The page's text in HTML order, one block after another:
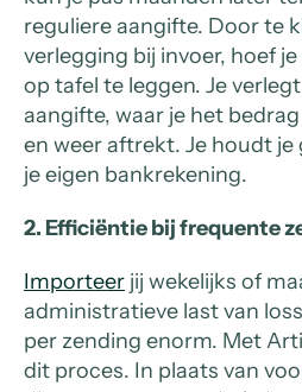
reguliere aangifte. Door te
verlegging bij invoer, hoef
op tafel te leggen. Je
aangifte, waar je het
en weer aftrekt. Je houdt
je eigen bankrekening.
2. Efficiëntie bij frequente
Importeer jij wekelijks of
administratieve last van
per zending enorm. Met
dit proces. In plaats van